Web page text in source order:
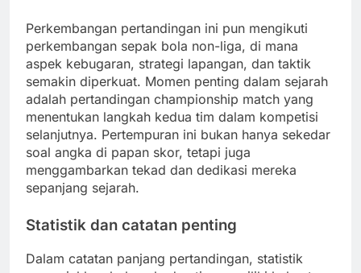
Perkembangan pertandingan ini pun mengikuti
perkembangan sepak bola non-liga, di mana
aspek kebugaran, strategi lapangan, dan taktik
semakin diperkuat. Momen penting dalam sejarah
adalah pertandingan championship match yang
menentukan langkah kedua tim dalam kompetisi
selanjutnya. Pertempuran ini bukan hanya sekedar
soal angka di papan skor, tetapi juga
menggambarkan tekad dan dedikasi mereka
sepanjang sejarah.
Statistik dan catatan penting
Dalam catatan panjang pertandingan, statistik